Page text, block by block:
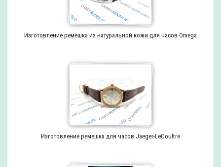
Изготовление ремешка из натуральной кожи для часов Omega
Изготовление ремешка для часов Jaeger-LeCoultre